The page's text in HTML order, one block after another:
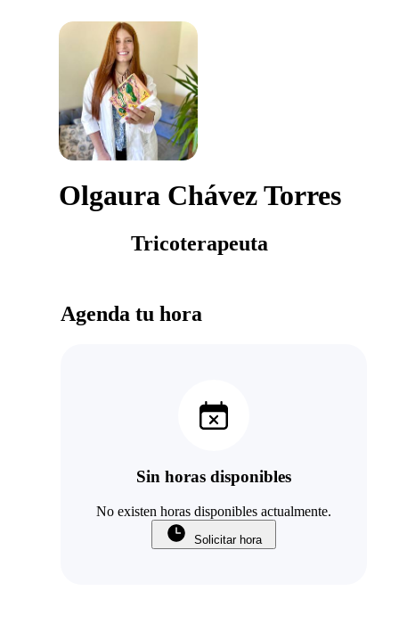
Olgaura Chávez Torres
Tricoterapeuta
Agenda tu hora
Sin horas disponibles
No existen horas disponibles actualmente.
Solicitar hora